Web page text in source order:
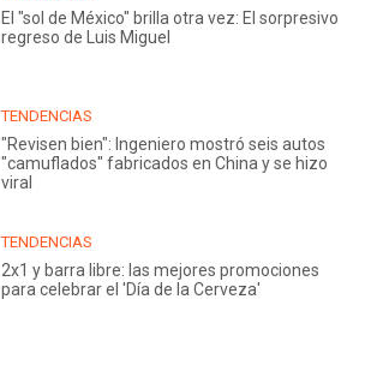
El "sol de México" brilla otra vez: El sorpresivo
regreso de Luis Miguel
TENDENCIAS
"Revisen bien": Ingeniero mostró seis autos
"camuflados" fabricados en China y se hizo
viral
TENDENCIAS
2x1 y barra libre: las mejores promociones
para celebrar el 'Día de la Cerveza'